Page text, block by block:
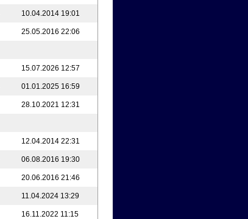
10.04.2014 19:01
25.05.2016 22:06
15.07.2026 12:57
01.01.2025 16:59
28.10.2021 12:31
12.04.2014 22:31
06.08.2016 19:30
20.06.2016 21:46
11.04.2024 13:29
16.11.2022 11:15